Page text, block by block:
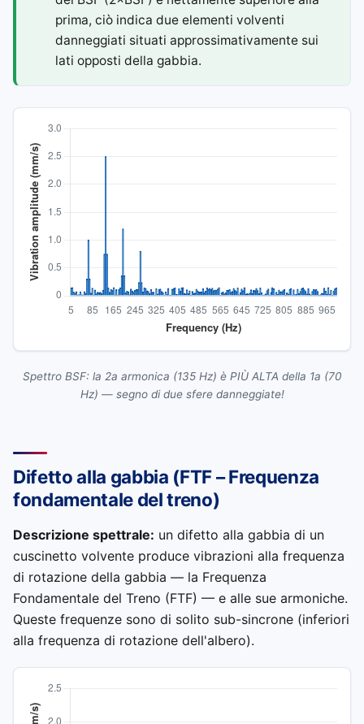
prima, ciò indica due elementi volventi
danneggiati situati approssimativamente sui
lati opposti della gabbia.
Spettro BSF: la 2a armonica (135 Hz) è PIÙ ALTA della 1a (70
Hz) — segno di due sfere danneggiate!
Difetto alla gabbia (FTF – Frequenza
fondamentale del treno)
Descrizione spettrale: un difetto alla gabbia di un
cuscinetto volvente produce vibrazioni alla frequenza
di rotazione della gabbia — la Frequenza
Fondamentale del Treno (FTF) — e alle sue armoniche.
Queste frequenze sono di solito sub-sincrone (inferiori
alla frequenza di rotazione dell'albero).